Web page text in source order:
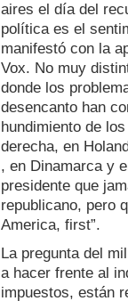
aires el día del
política es el
manifestó con la
Vox. No muy
donde los
desencanto han
hundimiento de
derecha, en
, en Dinamarca y
presidente que
republicano, pero
America, first”.
La pregunta del
a hacer frente al
impuestos, están